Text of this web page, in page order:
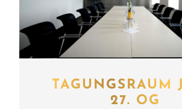
TAGUNGSRAUM
27. OG